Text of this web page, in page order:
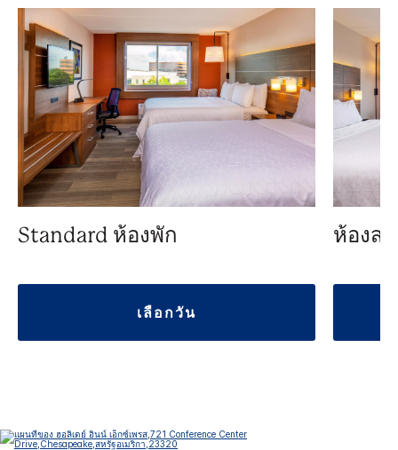
Standard ห้องพัก
เลือกวัน
ห้องส